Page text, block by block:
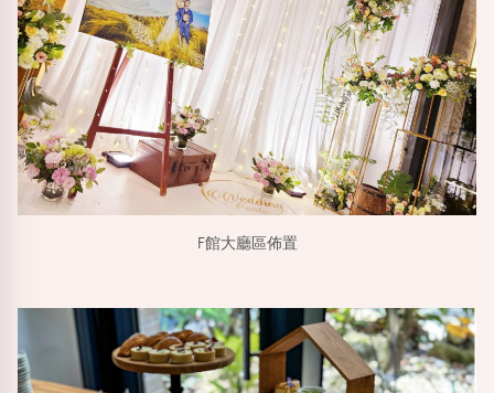
F館大廳區佈置